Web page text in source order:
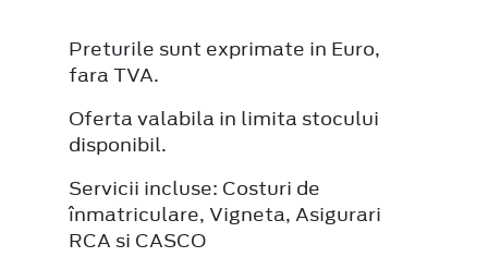
Preturile sunt exprimate in Euro,
fara TVA.
Oferta valabila in limita stocului
disponibil.
Servicii incluse: Costuri de
înmatriculare, Vigneta, Asigurari
RCA si CASCO